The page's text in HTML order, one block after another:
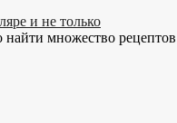
и не только
множество